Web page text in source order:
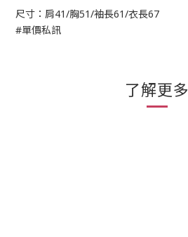
尺寸：肩41/胸51/袖長61/衣長67
#單價私訊
了解更多